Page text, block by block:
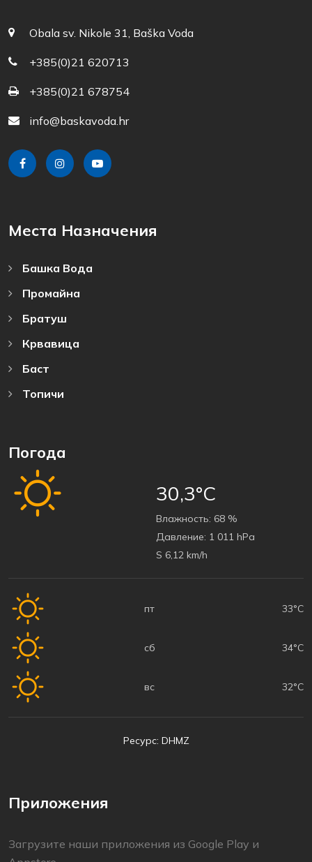
Obala sv. Nikole 31, Baška Voda
+385(0)21 620713
+385(0)21 678754
info@baskavoda.hr
Места Назначения
Башка Bода
Промайна
Братуш
Крвавица
Баст
Топичи
Погода
30,3°C
Bлажность: 68 %
Давление: 1 011 hPa
S 6,12 km/h
пт 33°C
сб 34°C
вс 32°C
Ресурс: DHMZ
Приложения
Загрузите наши приложения из Google Play и